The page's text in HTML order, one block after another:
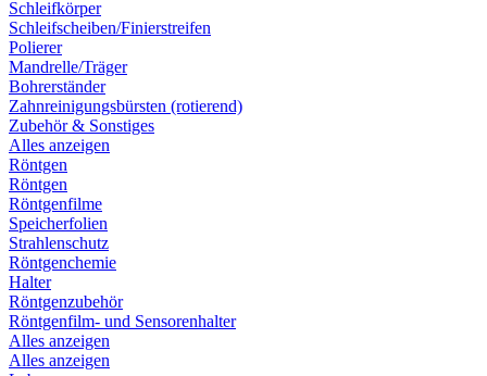
Schleifkörper
Schleifscheiben/Finierstreifen
Polierer
Mandrelle/Träger
Bohrerständer
Zahnreinigungsbürsten (rotierend)
Zubehör & Sonstiges
Alles anzeigen
Röntgen
Röntgen
Röntgenfilme
Speicherfolien
Strahlenschutz
Röntgenchemie
Halter
Röntgenzubehör
Röntgenfilm- und Sensorenhalter
Alles anzeigen
Alles anzeigen